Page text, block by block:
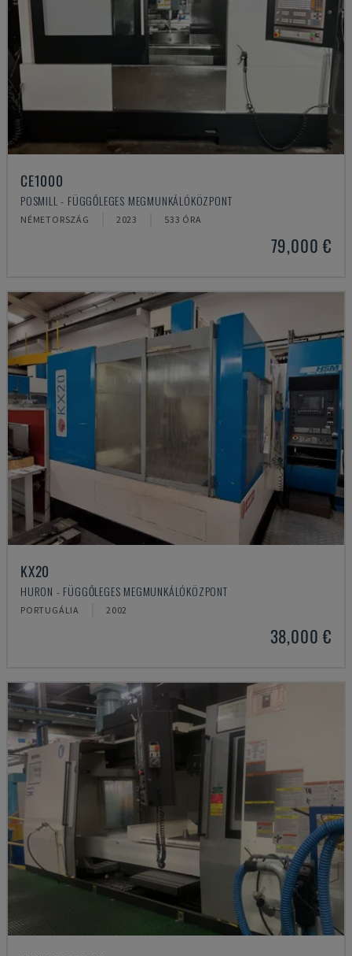
CE1000
POSMILL - FÜGGŐLEGES MEGMUNKÁLÓKÖZPONT
NÉMETORSZÁG 2023 533 ÓRA
79,000 €
KX20
HURON - FÜGGŐLEGES MEGMUNKÁLÓKÖZPONT
PORTUGÁLIA 2002
38,000 €